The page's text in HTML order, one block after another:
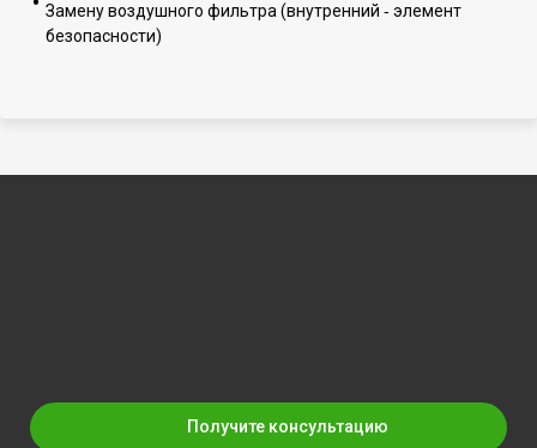
Замену воздушного фильтра (внутренний ‐ элемент
безопасности)
Получите консультацию